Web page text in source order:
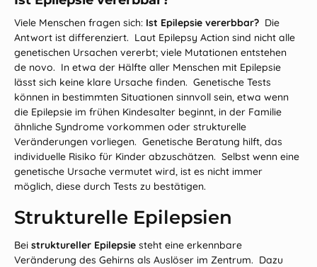
Viele Menschen fragen sich: Ist Epilepsie vererbbar? Die
Antwort ist differenziert. Laut Epilepsy Action sind nicht alle
genetischen Ursachen vererbt; viele Mutationen entstehen
de novo. In etwa der Hälfte aller Menschen mit Epilepsie
lässt sich keine klare Ursache finden. Genetische Tests
können in bestimmten Situationen sinnvoll sein, etwa wenn
die Epilepsie im frühen Kindesalter beginnt, in der Familie
ähnliche Syndrome vorkommen oder strukturelle
Veränderungen vorliegen. Genetische Beratung hilft, das
individuelle Risiko für Kinder abzuschätzen. Selbst wenn eine
genetische Ursache vermutet wird, ist es nicht immer
möglich, diese durch Tests zu bestätigen.
Strukturelle Epilepsien
Bei struktureller Epilepsie steht eine erkennbare
Veränderung des Gehirns als Auslöser im Zentrum. Dazu